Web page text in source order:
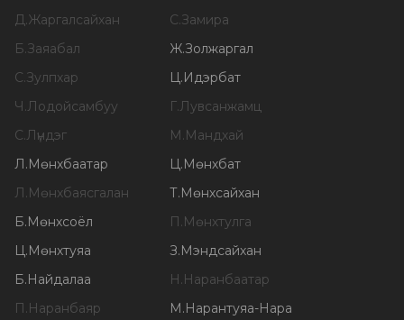
Д.Жаргалсайхан С.Замира
Б.Заяабал Ж.Золжаргал
С.Зулпхар Ц.Идэрбат
Ч.Лодойсамбуу Г.Лувсанжамц
С.Лүндэг М.Мандхай
Л.Мөнхбаатар Ц.Мөнхбат
Л.Мөнхбаясгалан Т.Мөнхсайхан
Б.Мөнхсоёл П.Мөнхтулга
Ц.Мөнхтуяа З.Мэндсайхан
Б.Найдалаа Н.Наранбаатар
П.Наранбаяр М.Нарантуяа-Нара